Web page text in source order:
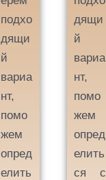
подхо
дящи
й
вариа
нт,
помо
жем
опред
елить
дящи
й
вариа
нт,
помо
жем
опред
елить
ся с